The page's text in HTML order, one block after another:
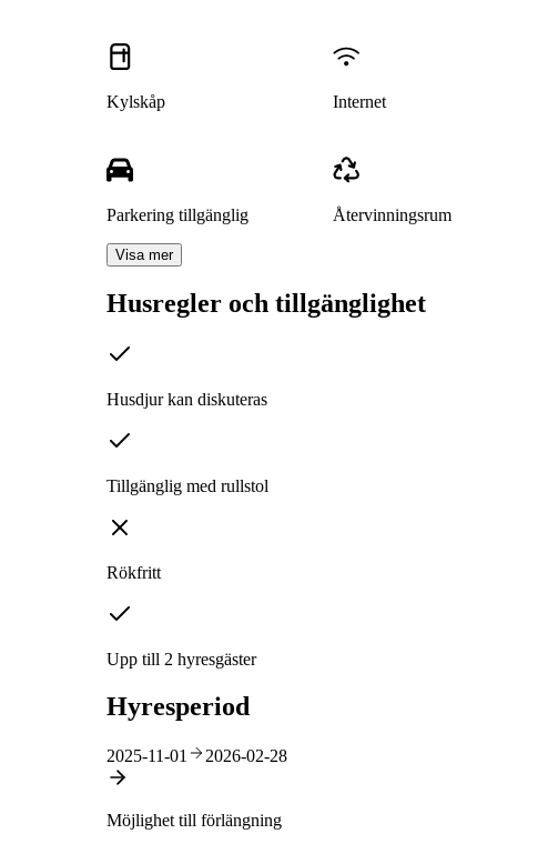
Kylskåp Internet
Parkering tillgänglig Återvinningsrum
Visa mer
Husregler och tillgänglighet
Husdjur kan diskuteras
Tillgänglig med rullstol
Rökfritt
Upp till 2 hyresgäster
Hyresperiod
2025-11-01 2026-02-28
Möjlighet till förlängning